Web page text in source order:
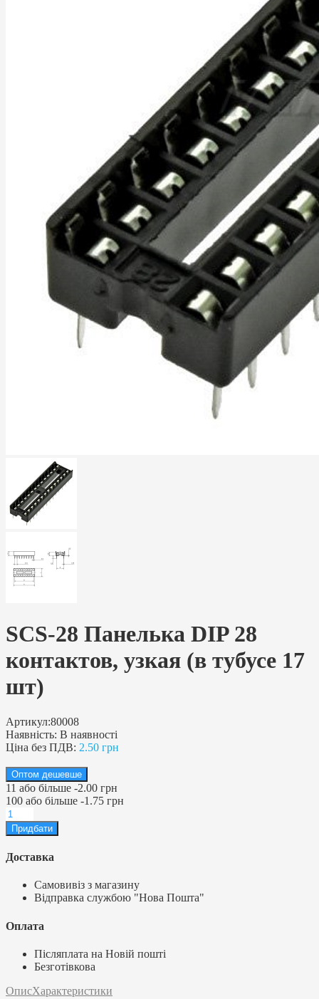
SCS-28 Панелька DIP 28
контактов, узкая (в тубусе 17
шт)
Артикул:80008
Наявність: В наявності
Ціна без ПДВ: 2.50 грн
Оптом дешевше
11 або більше -2.00 грн
100 або більше -1.75 грн
Доставка
Самовивіз з магазину
Відправка службою "Нова Пошта"
Оплата
Післяплата на Новій пошті
Безготівкова
ОписХарактеристики